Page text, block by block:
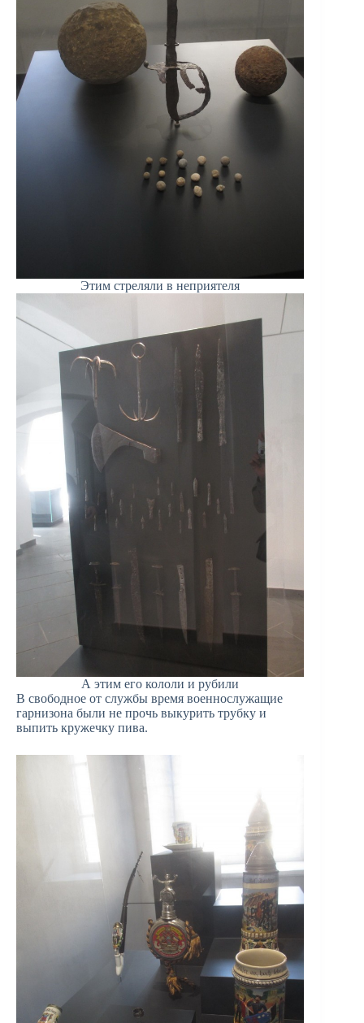
Этим стреляли в неприятеля
А этим его кололи и рубили
В свободное от службы время военнослужащие
гарнизона были не прочь выкурить трубку и
выпить кружечку пива.